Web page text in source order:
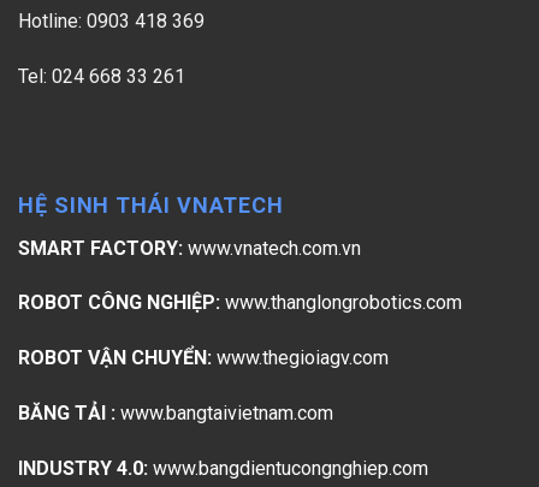
Hotline: 0903 418 369
Tel: 024 668 33 261
HỆ SINH THÁI VNATECH
SMART FACTORY: www.vnatech.com.vn
ROBOT CÔNG NGHIỆP: www.thanglongrobotics.com
ROBOT VẬN CHUYỂN: www.thegioiagv.com
BĂNG TẢI : www.bangtaivietnam.com
INDUSTRY 4.0: www.bangdientucongnghiep.com